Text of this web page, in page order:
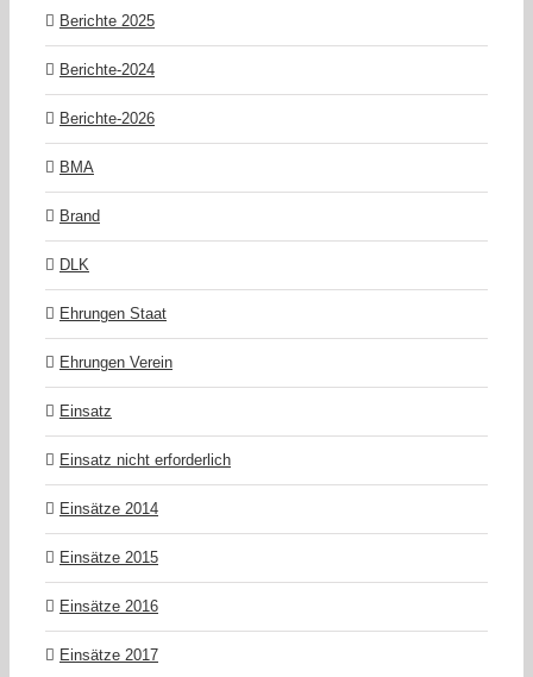
Berichte 2025
Berichte-2024
Berichte-2026
BMA
Brand
DLK
Ehrungen Staat
Ehrungen Verein
Einsatz
Einsatz nicht erforderlich
Einsätze 2014
Einsätze 2015
Einsätze 2016
Einsätze 2017